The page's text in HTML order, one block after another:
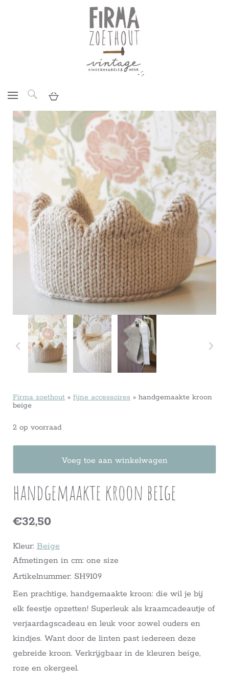
Firma zoethout » fijne accessoires » handgemaakte kroon
beige
2 op voorraad
Voeg toe aan winkelwagen
handgemaakte kroon beige
€32,50
Kleur: Beige
Afmetingen in cm: one size
Artikelnummer: SH9109
Een prachtige, handgemaakte kroon: die wil je bij
elk feestje opzetten! Superleuk als kraamcadeautje of
verjaardagscadeau en leuk voor zowel ouders en
kindjes. Want door de linten past iedereen deze
gebreide kroon. Verkrijgbaar in de kleuren beige,
roze en okergeel.